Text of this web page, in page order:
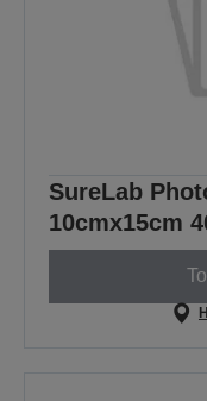
SureLab
10cmx15cm